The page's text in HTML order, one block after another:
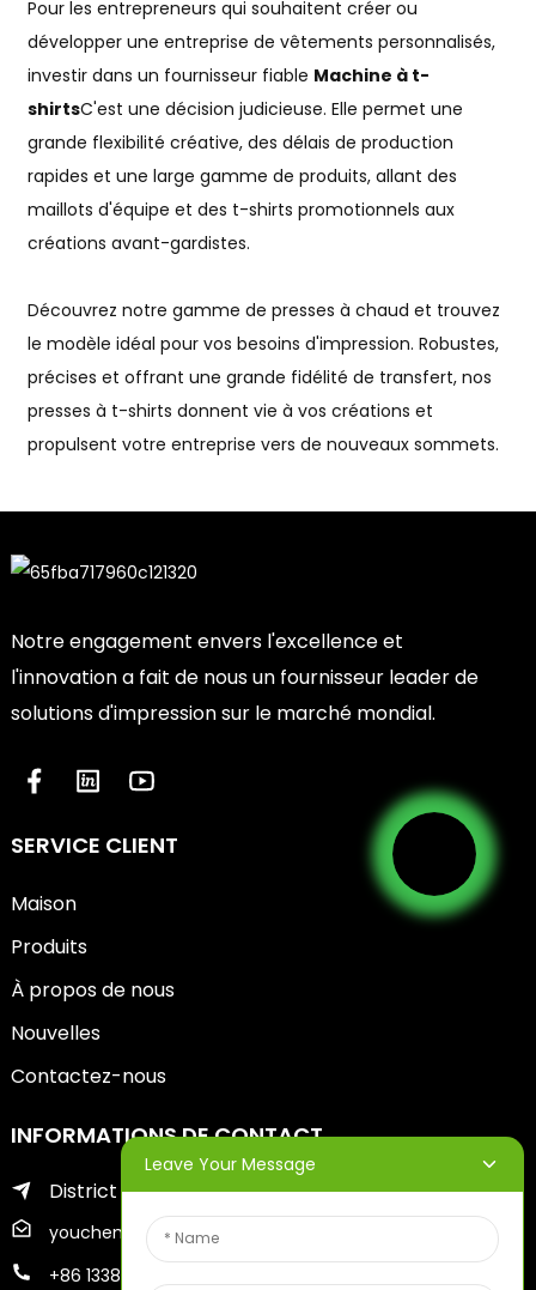
Pour les entrepreneurs qui souhaitent créer ou
développer une entreprise de vêtements personnalisés,
investir dans un fournisseur fiable Machine à t-
shirtsC'est une décision judicieuse. Elle permet une
grande flexibilité créative, des délais de production
rapides et une large gamme de produits, allant des
maillots d'équipe et des t-shirts promotionnels aux
créations avant-gardistes.
Découvrez notre gamme de presses à chaud et trouvez
le modèle idéal pour vos besoins d'impression. Robustes,
précises et offrant une grande fidélité de transfert, nos
presses à t-shirts donnent vie à vos créations et
propulsent votre entreprise vers de nouveaux sommets.
Notre engagement envers l'excellence et
l'innovation a fait de nous un fournisseur leader de
solutions d'impression sur le marché mondial.
SERVICE CLIENT
Maison
Produits
À propos de nous
Nouvelles
Contactez-nous
INFORMATIONS DE CONTACT
District de Zhifu de la ville de Yantai
youcheng@ytscreenprinter.com
+86 13386383930
Leave Your Message